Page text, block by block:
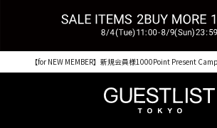
【for NEW MEMBER】新規会員様1000Point Present